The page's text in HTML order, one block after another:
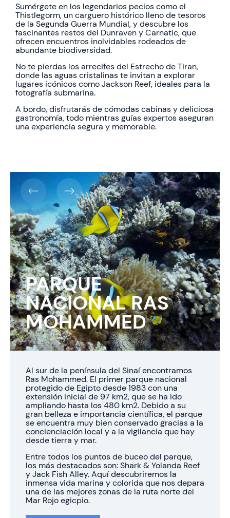
Sumérgete en los legendarios pecios como el
Thistlegorm, un carguero histórico lleno de tesoros
de la Segunda Guerra Mundial, y descubre los
fascinantes restos del Dunraven y Carnatic, que
ofrecen encuentros inolvidables rodeados de
abundante biodiversidad.
No te pierdas los arrecifes del Estrecho de Tiran,
donde las aguas cristalinas te invitan a explorar
lugares icónicos como Jackson Reef, ideales para la
fotografía submarina.
A bordo, disfrutarás de cómodas cabinas y deliciosa
gastronomía, todo mientras guías expertos aseguran
una experiencia segura y memorable.
PARQUE
NACIONAL RAS
MOHAMMED
Al sur de la península del Sinaí encontramos
Ras Mohammed. El primer parque nacional
protegido de Egipto desde 1983 con una
extensión inicial de 97 km2, que se ha ido
ampliando hasta los 480 km2. Debido a su
gran belleza e importancia científica, el parque
se encuentra muy bien conservado gracias a la
concienciación local y a la vigilancia que hay
desde tierra y mar.
Entre todos los puntos de buceo del parque,
los más destacados son: Shark & Yolanda Reef
y Jack Fish Alley. Aquí descubriremos la
inmensa vida marina y colorida que nos depara
una de las mejores zonas de la ruta norte del
Mar Rojo egicpio.